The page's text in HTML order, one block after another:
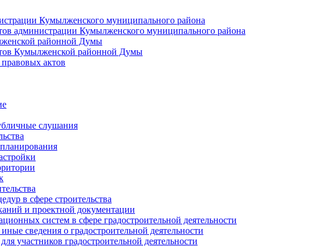
Кумылженского муниципального района
администрации Кумылженского муниципального района
районной Думы
Кумылженской районной Думы
актов
слушания
в сфере строительства
и проектной документации
систем в сфере градостроительной деятельности
сведения о градостроительной деятельности
участников градостроительной деятельности